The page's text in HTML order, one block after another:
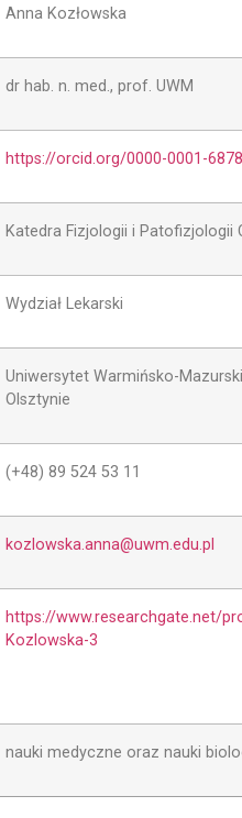
Anna Kozłowska
dr hab. n. med., prof. UWM
https://orcid.org/0000-0001-
Katedra Fizjologii i Patofizjologii
Wydział Lekarski
Uniwersytet Warmińsko-
Olsztynie
(+48) 89 524 53 11
kozlowska.anna@uwm.edu.pl
https://www.researchgate.net/
Kozlowska-3
nauki medyczne oraz nauki